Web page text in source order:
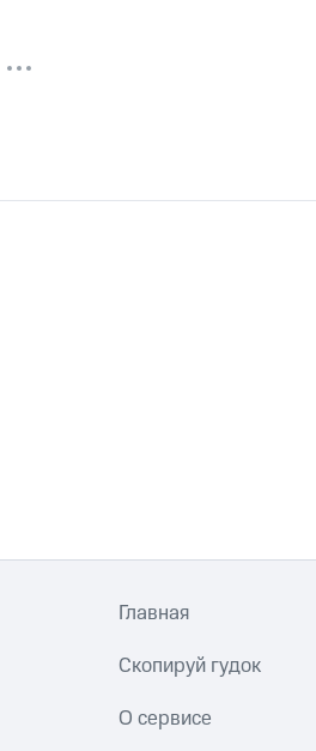
Главная
Скопируй гудок
О сервисе